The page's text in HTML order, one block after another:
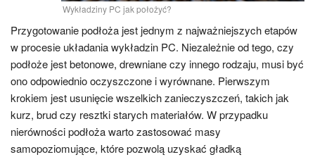
Wykładziny PC jak położyć?
Przygotowanie podłoża jest jednym z najważniejszych etapów
w procesie układania wykładzin PC. Niezależnie od tego, czy
podłoże jest betonowe, drewniane czy innego rodzaju, musi być
ono odpowiednio oczyszczone i wyrównane. Pierwszym
krokiem jest usunięcie wszelkich zanieczyszczeń, takich jak
kurz, brud czy resztki starych materiałów. W przypadku
nierówności podłoża warto zastosować masy
samopoziomujące, które pozwolą uzyskać gładką